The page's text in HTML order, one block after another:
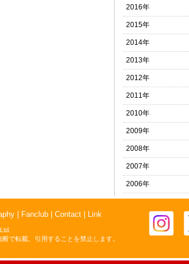
2016年
2015年
2014年
2013年
2012年
2011年
2010年
2009年
2008年
2007年
2006年
| Fanclub| Contact| Link
で転載、引用することを禁止します。